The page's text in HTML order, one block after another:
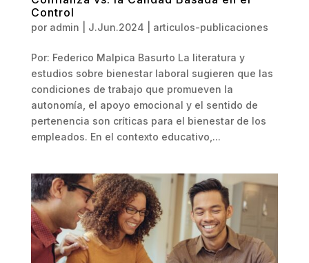
Control
por admin J.Jun.2024 articulos-publicaciones
Por: Federico Malpica Basurto La literatura y
estudios sobre bienestar laboral sugieren que las
condiciones de trabajo que promueven la
autonomía, el apoyo emocional y el sentido de
pertenencia son críticas para el bienestar de los
empleados. En el contexto educativo,...